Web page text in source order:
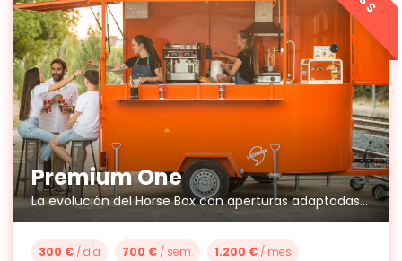
Premium One
La evolución del Horse Box con aperturas adaptadas al food truck
300 € / día 700 € / sem. 1.200 € / mes